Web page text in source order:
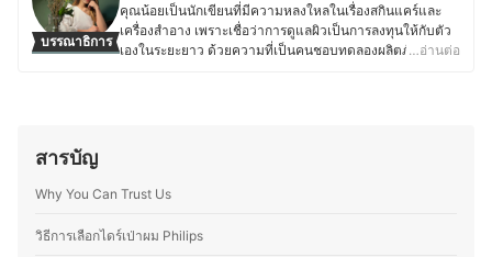
บรรณาธิการ
คุณน้อยเป็นนักเขียนที่มีความหลงใหลในเรื่องสกินแคร์และ
เครื่องสำอาง เพราะเชื่อว่าการดูแลผิวเป็นการลงทุนให้กับตัว
เองในระยะยาว ด้วยความที่เป็นคนชอบทดลองผลิตภัณฑ์ใหม่
อุปกรณ์ที่ช่วยอำนวยความสะดวก เช่น เครื่องหนีบผม ไดร์เป่า
จนถึงอุปกรณ์ในครัวอย่างหม้อทอดไร้น้ำมัน ไมโครเวฟ ที่ช่วย
ให้การใช้ชีวิตประจำวันมีประสิทธิภาพมากยิ่งขึ้น ซึ่งคุณน้อย
…อ่านต่อ
สารบัญ
Why You Can Trust Us
วิธีการเลือกไดร์เป่าผม Philips